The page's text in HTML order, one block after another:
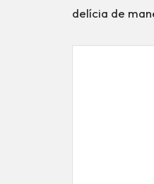
delícia de